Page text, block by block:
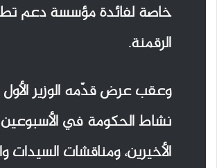
خاصة لفائدة مؤسسة دعم
الرقمنة.
وعقب عرض قدّمه الوزير
نشاط الحكومة في الأسبوعين
الأخيرين، ومناقشات السيدات